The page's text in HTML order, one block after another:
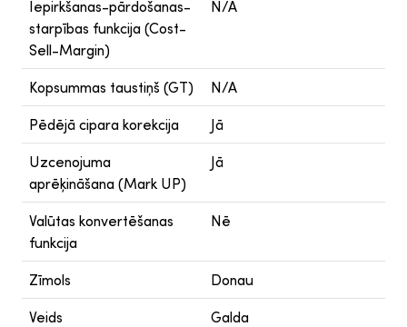
Iepirkšanas-pārdošanas-
starpības funkcija (Cost-
Sell-Margin)
N/A
Kopsummas taustiņš (GT) N/A
Pēdējā cipara korekcija Jā
Uzcenojuma
aprēķināšana (Mark UP)
Jā
Valūtas konvertēšanas
funkcija
Nē
Zīmols Donau
Veids Galda